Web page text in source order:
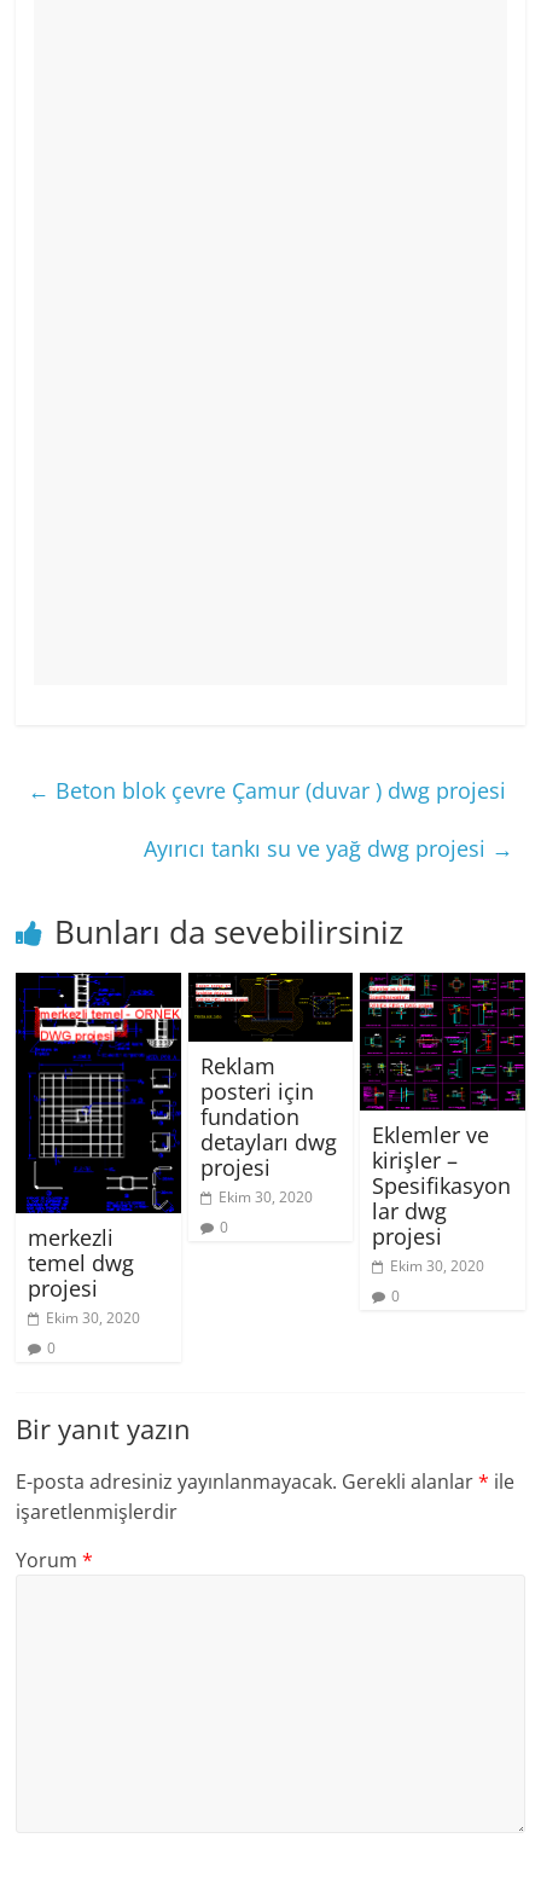
← Beton blok çevre Çamur (duvar ) dwg projesi
Ayırıcı tankı su ve yağ dwg projesi →
Bunları da sevebilirsiniz
merkezli
temel dwg
projesi
Ekim 30, 2020
0
Reklam
posteri için
fundation
detayları dwg
projesi
Ekim 30, 2020
0
Eklemler ve
kirişler –
Spesifikasyon
lar dwg
projesi
Ekim 30, 2020
0
Bir yanıt yazın
E-posta adresiniz yayınlanmayacak. Gerekli alanlar* ile
işaretlenmişlerdir
Yorum*